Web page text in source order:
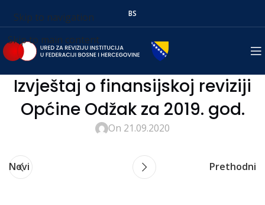
Skip to navigation
Skip to main content
BS
Izvještaj o finansijskoj reviziji
Općine Odžak za 2019. god.
On 21.09.2020
Novi Prethodni